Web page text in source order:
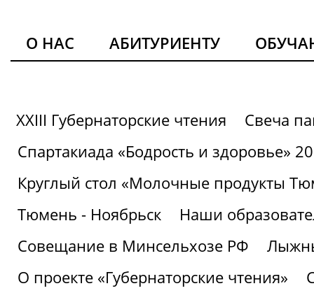
О НАС АБИТУРИЕНТУ
XXIII Губернаторские чтения
Свеча
Спартакиада «Бодрость и здоровье»
Круглый стол «Молочные продукты
Тюмень - Ноябрьск
Наши
Совещание в Минсельхозе РФ
О проекте «Губернаторские чтения»